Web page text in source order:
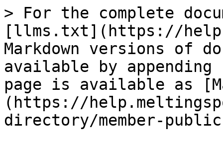
> For the complete
[llms.txt](https://
Markdown versions of
available by
page is available as
(https://
directory/member-